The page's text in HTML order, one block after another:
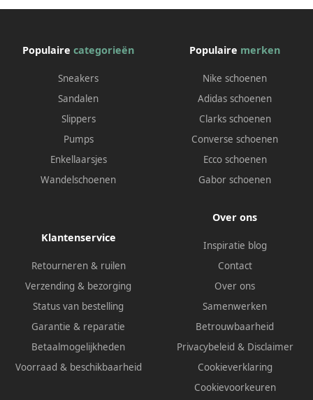
Populaire categorieën
Sneakers
Sandalen
Slippers
Pumps
Enkellaarsjes
Wandelschoenen
Populaire merken
Nike schoenen
Adidas schoenen
Clarks schoenen
Converse schoenen
Ecco schoenen
Gabor schoenen
Klantenservice
Retourneren & ruilen
Verzending & bezorging
Status van bestelling
Garantie & reparatie
Betaalmogelijkheden
Voorraad & beschikbaarheid
Over ons
Inspiratie blog
Contact
Over ons
Samenwerken
Betrouwbaarheid
Privacybeleid & Disclaimer
Cookieverklaring
Cookievoorkeuren